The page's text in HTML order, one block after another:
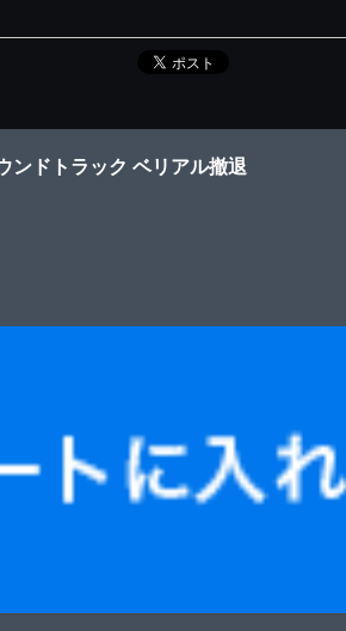
ンドトラック ベリアル撤退